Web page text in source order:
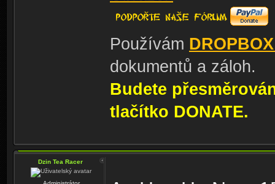
Používám
dokumentů a záloh.
Budete
tlačítko DONATE.
Dzin Tea Racer